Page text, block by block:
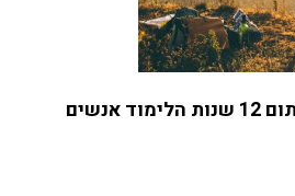
אחד מיעדי מערכת החינוך הוא להוציא מהמערכת בתום 12 שנות הלימוד אנשים